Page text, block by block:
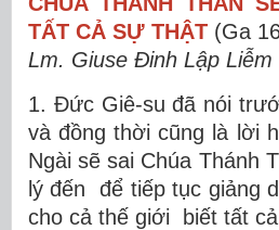
TẤT CẢ SỰ THẬT (Ga
Lm. Giuse Đinh Lập Liễm
1. Đức Giê-su đã nói
và đồng thời cũng là lời
Ngài sẽ sai Chúa Thánh
lý đến để tiếp tục giảng
cho cả thế giới biết tất